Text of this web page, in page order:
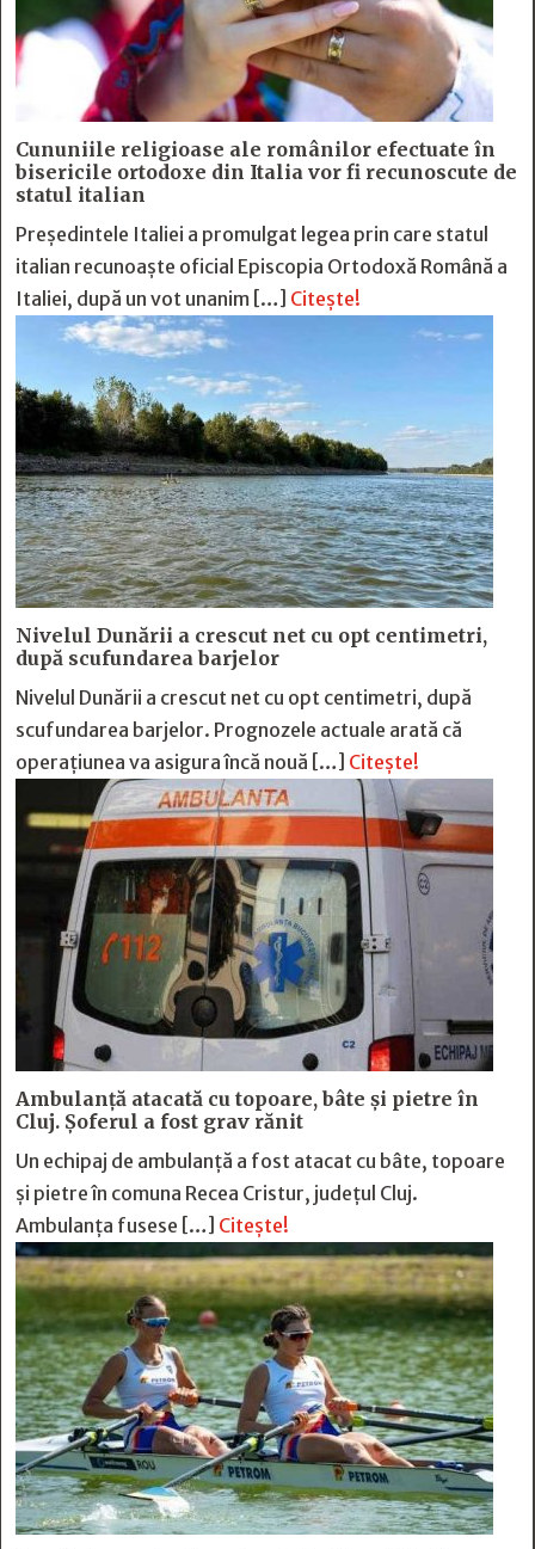
Cununiile religioase ale românilor efectuate în
bisericile ortodoxe din Italia vor fi recunoscute de
statul italian
Președintele Italiei a promulgat legea prin care statul
italian recunoaște oficial Episcopia Ortodoxă Română a
Italiei, după un vot unanim […] Citește!
Nivelul Dunării a crescut net cu opt centimetri,
după scufundarea barjelor
Nivelul Dunării a crescut net cu opt centimetri, după
scufundarea barjelor. Prognozele actuale arată că
operațiunea va asigura încă nouă […] Citește!
Ambulanță atacată cu topoare, bâte și pietre în
Cluj. Șoferul a fost grav rănit
Un echipaj de ambulanță a fost atacat cu bâte, topoare
și pietre în comuna Recea Cristur, județul Cluj.
Ambulanța fusese […] Citește!